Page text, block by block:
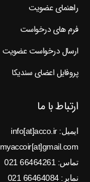
راهنمای عضویت
فرم های درخواست
ارسال درخواست عضویت
پروفایل اعضای سندیکا
ارتباط با ما
ایمیل: info[at]acco.ir
myaccoir[at]gmail.com
تماس: 66464261 021
نمابر: 66464084 021